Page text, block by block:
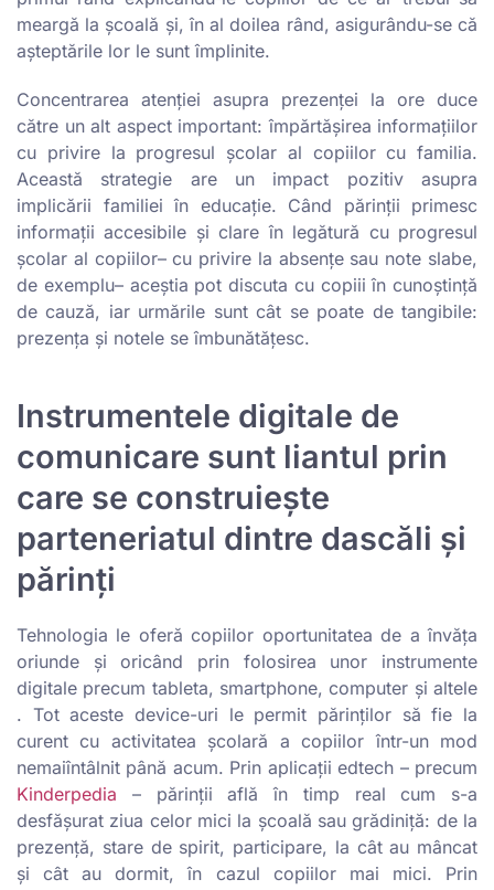
meargă la școală și, în al doilea rând, asigurându-se că
așteptările lor le sunt împlinite.
Concentrarea atenției asupra prezenței la ore duce
către un alt aspect important: împărtășirea informațiilor
cu privire la progresul școlar al copiilor cu familia.
Această strategie are un impact pozitiv asupra
implicării familiei în educație. Când părinții primesc
informații accesibile și clare în legătură cu progresul
școlar al copiilor– cu privire la absențe sau note slabe,
de exemplu– aceștia pot discuta cu copiii în cunoștință
de cauză, iar urmările sunt cât se poate de tangibile:
prezența și notele se îmbunătățesc.
Instrumentele digitale de
comunicare sunt liantul prin
care se construiește
parteneriatul dintre dascăli și
părinți
Tehnologia le oferă copiilor oportunitatea de a învăța
oriunde și oricând prin folosirea unor instrumente
digitale precum tableta, smartphone, computer și altele
. Tot aceste device-uri le permit părinților să fie la
curent cu activitatea școlară a copiilor într-un mod
nemaiîntâlnit până acum. Prin aplicații edtech – precum
Kinderpedia – părinții află în timp real cum s-a
desfășurat ziua celor mici la școală sau grădiniță: de la
prezență, stare de spirit, participare, la cât au mâncat
și cât au dormit, în cazul copiilor mai mici. Prin